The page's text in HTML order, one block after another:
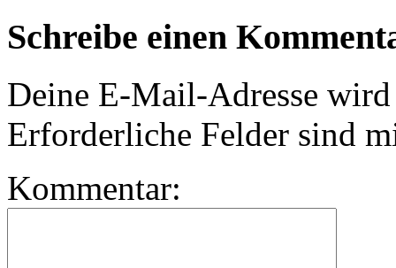
Schreibe einen
Deine E-Mail-Adresse
Erforderliche Felder sind
Kommentar: